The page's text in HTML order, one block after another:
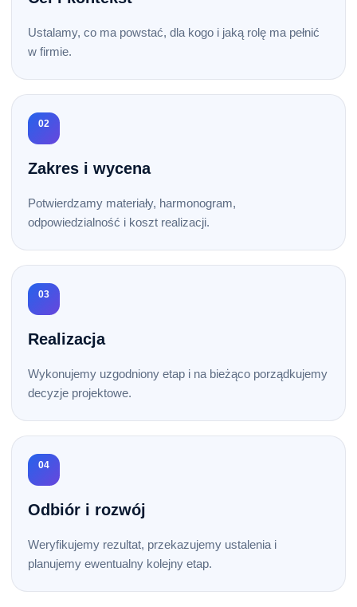
Ustalamy, co ma powstać, dla kogo i jaką rolę ma pełnić
w firmie.
02
Zakres i wycena
Potwierdzamy materiały, harmonogram,
odpowiedzialność i koszt realizacji.
03
Realizacja
Wykonujemy uzgodniony etap i na bieżąco porządkujemy
decyzje projektowe.
04
Odbiór i rozwój
Weryfikujemy rezultat, przekazujemy ustalenia i
planujemy ewentualny kolejny etap.